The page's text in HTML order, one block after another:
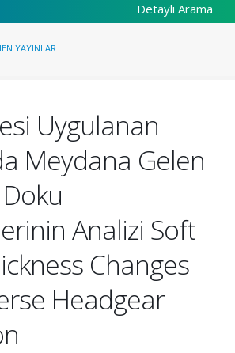
Detaylı Arama
YAYINLAR
Uygulanan
Meydana Gelen
Analizi Soft
Changes
Headgear